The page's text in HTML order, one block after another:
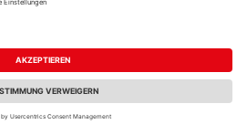
MEISTER Faltleiste
groß 2380x35x3,5mm
Fachberatung